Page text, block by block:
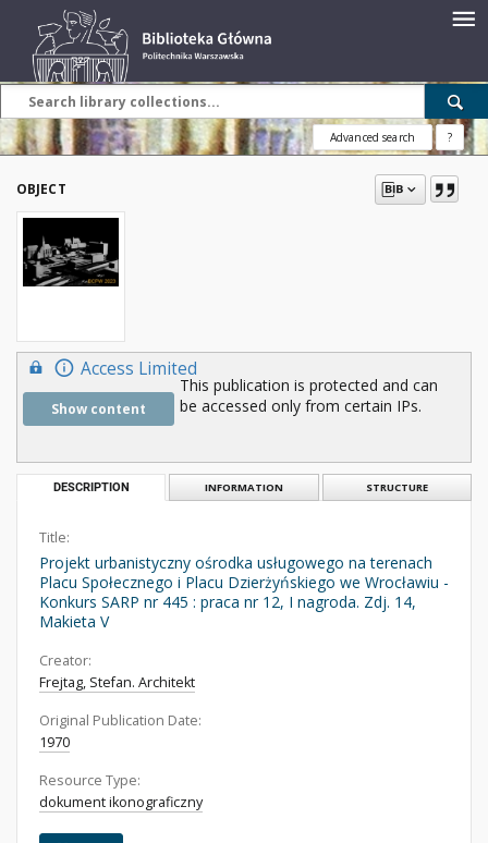
Advanced search ?
OBJECT
Access Limited
Show content
This publication is protected and can
be accessed only from certain IPs.
DESCRIPTION INFORMATION STRUCTURE
Title:
Projekt urbanistyczny ośrodka usługowego na terenach
Placu Społecznego i Placu Dzierżyńskiego we Wrocławiu -
Konkurs SARP nr 445 : praca nr 12, I nagroda. Zdj. 14,
Makieta V
Creator:
Frejtag, Stefan. Architekt
Original Publication Date:
1970
Resource Type:
dokument ikonograficzny